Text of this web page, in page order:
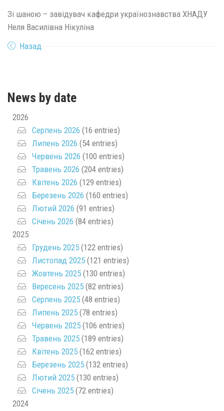
Зі шаною – завідувач кафедри українознавства ХНАДУ
Неля Василівна Нікуліна
Назад
News by date
2026
Серпень 2026 (16 entries)
Липень 2026 (54 entries)
Червень 2026 (100 entries)
Травень 2026 (204 entries)
Квітень 2026 (129 entries)
Березень 2026 (160 entries)
Лютий 2026 (91 entries)
Січень 2026 (84 entries)
2025
Грудень 2025 (122 entries)
Листопад 2025 (121 entries)
Жовтень 2025 (130 entries)
Вересень 2025 (82 entries)
Серпень 2025 (48 entries)
Липень 2025 (78 entries)
Червень 2025 (106 entries)
Травень 2025 (189 entries)
Квітень 2025 (162 entries)
Березень 2025 (132 entries)
Лютий 2025 (130 entries)
Січень 2025 (72 entries)
2024